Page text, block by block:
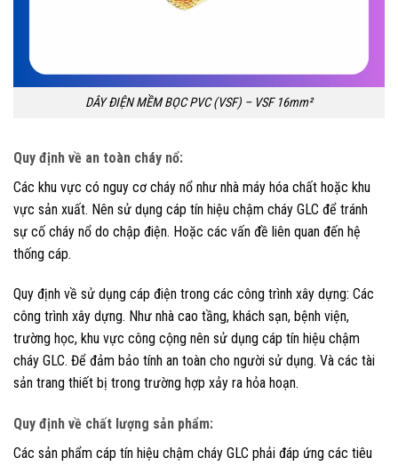
DÂY ĐIỆN MỀM BỌC PVC (VSF) – VSF 16mm²
Quy định về an toàn cháy nổ:
Các khu vực có nguy cơ cháy nổ như nhà máy hóa chất hoặc khu
vực sản xuất. Nên sử dụng cáp tín hiệu chậm cháy GLC để tránh
sự cố cháy nổ do chập điện. Hoặc các vấn đề liên quan đến hệ
thống cáp.
Quy định về sử dụng cáp điện trong các công trình xây dựng: Các
công trình xây dựng. Như nhà cao tầng, khách sạn, bệnh viện,
trường học, khu vực công cộng nên sử dụng cáp tín hiệu chậm
cháy GLC. Để đảm bảo tính an toàn cho người sử dụng. Và các tài
sản trang thiết bị trong trường hợp xảy ra hỏa hoạn.
Quy định về chất lượng sản phẩm:
Các sản phẩm cáp tín hiệu chậm cháy GLC phải đáp ứng các tiêu